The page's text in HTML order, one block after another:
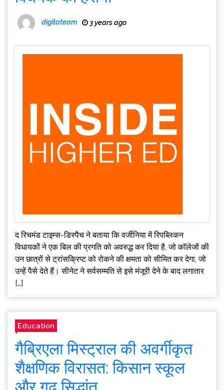
digitateam 3 years ago
द रिचमंड टाइम्स-डिस्पैच ने बताया कि वर्जीनिया में रिपब्लिकन
विधायकों ने एक बिल की प्रगति को अवरुद्ध कर दिया है, जो कॉलेजों की
उन छात्रों से ट्रांसक्रिप्ट को रोकने की क्षमता को सीमित कर देगा, जो
उन्हें पैसे देते हैं। सीनेट ने सर्वसम्मति से इसे मंजूरी देने के बाद लगातार
[…]
Education
गैब्रिएला मिस्ट्राल की अवर्गीकृत
शैक्षणिक विरासत: किसान स्कूल